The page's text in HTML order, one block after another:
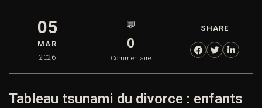
05
MAR
2026
💬
0
Commentaire
SHARE
Tableau tsunami du divorce : enfants